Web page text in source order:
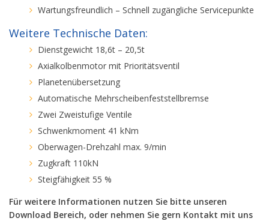
Wartungsfreundlich – Schnell zugängliche Servicepunkte
Weitere Technische Daten:
Dienstgewicht 18,6t – 20,5t
Axialkolbenmotor mit Prioritätsventil
Planetenübersetzung
Automatische Mehrscheibenfeststellbremse
Zwei Zweistufige Ventile
Schwenkmoment 41 kNm
Oberwagen-Drehzahl max. 9/min
Zugkraft 110kN
Steigfähigkeit 55 %
Für weitere Informationen nutzen Sie bitte unseren
Download Bereich, oder nehmen Sie gern Kontakt mit uns